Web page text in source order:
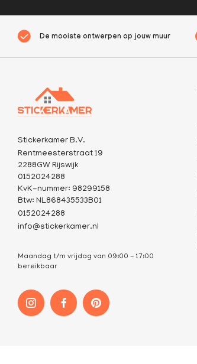
De mooiste ontwerpen op jouw muur
Stickerkamer B.V.
Rentmeesterstraat 19
2288GW Rijswijk
0152024288
KvK-nummer: 98299158
Btw: NL868435533B01
0152024288
info@stickerkamer.nl
Maandag t/m vrijdag van 09:00 - 17:00
bereikbaar